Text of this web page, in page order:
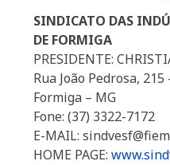
SINDICATO DAS
DE FORMIGA
PRESIDENTE:
Rua João Pedrosa,
Formiga – MG
Fone: (37) 3322-7172
E-MAIL:
HOME PAGE: